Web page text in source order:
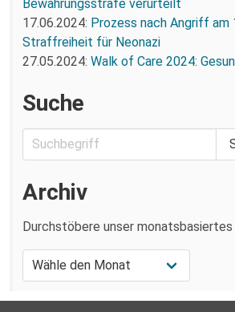
Bewährungsstrafe verurteilt
17.06.2024: Prozess nach Angriff am
Straffreiheit für Neonazi
27.05.2024: Walk of Care 2024:
Suche
Archiv
Durchstöbere unser monatsbasiertes